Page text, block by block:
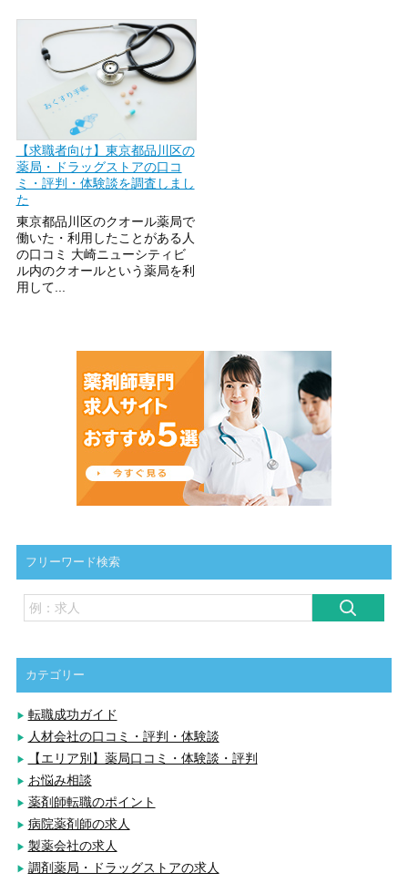
【求職者向け】東京都品川区の
薬局・ドラッグストアの口コ
ミ・評判・体験談を調査しまし
た
東京都品川区のクオール薬局で
働いた・利用したことがある人
の口コミ 大崎ニューシティビ
ル内のクオールという薬局を利
用して...
フリーワード検索
カテゴリー
転職成功ガイド
人材会社の口コミ・評判・体験談
【エリア別】薬局口コミ・体験談・評判
お悩み相談
薬剤師転職のポイント
病院薬剤師の求人
製薬会社の求人
調剤薬局・ドラッグストアの求人